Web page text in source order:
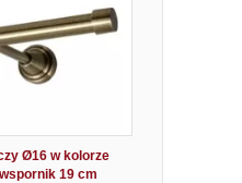
Ø16 w kolorze
19 cm